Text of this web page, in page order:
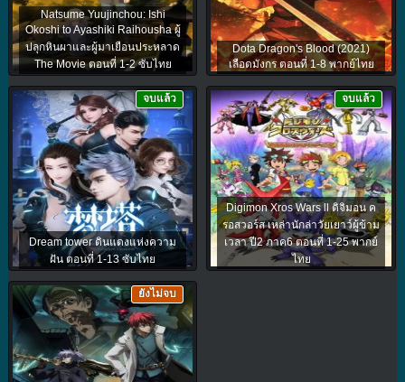
Natsume Yuujinchou: Ishi
Okoshi to Ayashiki Raihousha ผู้
ปลุกหินผาและผู้มาเยือนประหลาด
The Movie ตอนที่ 1-2 ซับไทย
Dota Dragon's Blood (2021)
เลือดมังกร ตอนที่ 1-8 พากย์ไทย
Dream tower ดินแดงแห่งความ
ฝัน ตอนที่ 1-13 ซับไทย
จบแล้ว
Digimon Xros Wars ll ดิจิมอน ค
รอสวอร์ส เหล่านักล่าวัยเยาว์ผู้ข้าม
เวลา ปี2 ภาค6 ตอนที่ 1-25 พากย์
ไทย
จบแล้ว
ยังไม่จบ